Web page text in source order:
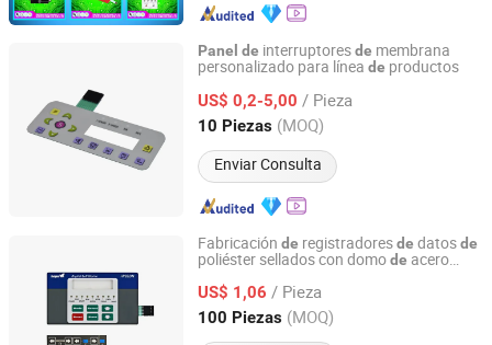
Panel de interruptoresde membrana
personalizado para línea de productos
US$ 0,2-5,00 / Pieza
10 Piezas (MOQ)
Enviar Consulta
Kay-EE Membrane Keyboard Switch Co., Ltd.
Guangdong, China Desde 2017
Fabricación de registradoresde datosde
poliéster sellados con domode acero
membrana marina
US$ 1,06 / Pieza
100 Piezas (MOQ)
Xiamen Xinbixi Electronic Technology Co., Ltd
Fujian, China Desde 2024